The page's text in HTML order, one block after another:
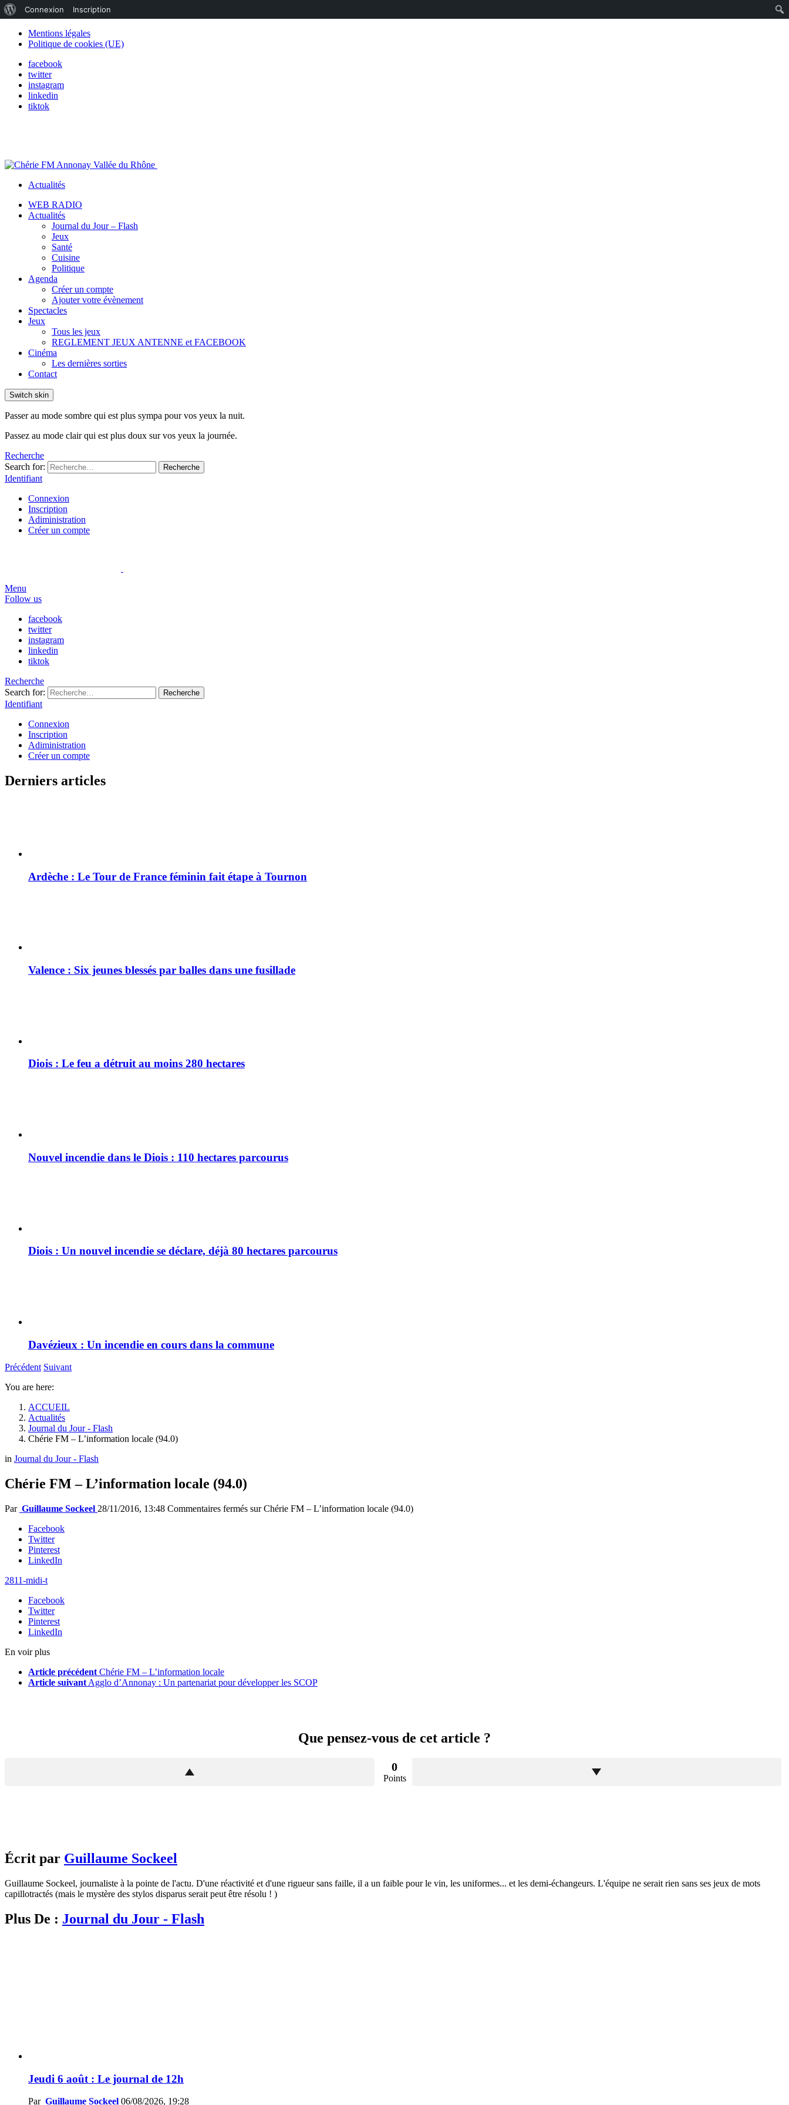
Mentions légales
Politique de cookies (UE)
facebook
twitter
instagram
linkedin
tiktok
Actualités
WEB RADIO
Actualités
Journal du Jour – Flash
Jeux
Santé
Cuisine
Politique
Agenda
Créer un compte
Ajouter votre évènement
Spectacles
Jeux
Tous les jeux
REGLEMENT JEUX ANTENNE et FACEBOOK
Cinéma
Les dernières sorties
Contact
Switch skin
Passer au mode sombre qui est plus sympa pour vos yeux la nuit.
Passez au mode clair qui est plus doux sur vos yeux la journée.
Recherche
Search for:
Recherche
Identifiant
Connexion
Inscription
Adiministration
Créer un compte
Menu
Follow us
facebook
twitter
instagram
linkedin
tiktok
Recherche
Search for:
Recherche
Identifiant
Connexion
Inscription
Adiministration
Créer un compte
Derniers articles
Ardèche : Le Tour de France féminin fait étape à Tournon
Valence : Six jeunes blessés par balles dans une fusillade
Diois : Le feu a détruit au moins 280 hectares
Nouvel incendie dans le Diois : 110 hectares parcourus
Diois : Un nouvel incendie se déclare, déjà 80 hectares parcourus
Davézieux : Un incendie en cours dans la commune
Précédent Suivant
You are here:
ACCUEIL
Actualités
Journal du Jour - Flash
Chérie FM – L’information locale (94.0)
in Journal du Jour - Flash
Chérie FM – L’information locale (94.0)
Par Guillaume Sockeel 28/11/2016, 13:48 Commentaires fermés sur Chérie FM – L’information locale (94.0)
Facebook
Twitter
Pinterest
LinkedIn
2811-midi-t
Facebook
Twitter
Pinterest
LinkedIn
En voir plus
Article précédent Chérie FM – L’information locale
Article suivant Agglo d’Annonay : Un partenariat pour développer les SCOP
Que pensez-vous de cet article ?
0
Points
Écrit par Guillaume Sockeel
Guillaume Sockeel, journaliste à la pointe de l'actu. D'une réactivité et d'une rigueur sans faille, il a un faible pour le vin, les uniformes... et les demi-échangeurs. L'équipe ne serait rien sans ses jeux de mots
capillotractés (mais le mystère des stylos disparus serait peut être résolu ! )
Plus De : Journal du Jour - Flash
Jeudi 6 août : Le journal de 12h
Par Guillaume Sockeel 06/08/2026, 19:28
de
WordPress
Connexion Inscription